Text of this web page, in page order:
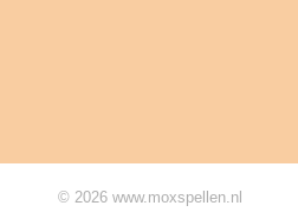
© 2026 www.moxspellen.nl